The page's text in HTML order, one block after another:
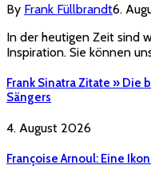
By Frank Füllbrandt6.
In der heutigen Zeit sind
Inspiration. Sie können
Frank Sinatra Zitate » Die
Sängers
4. August 2026
Françoise Arnoul: Eine